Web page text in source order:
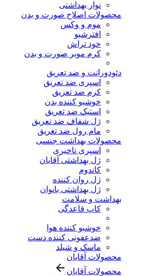
نوار بهداشتی
محصولات اصلاح صورت و بدن
موم و وکس
افترشیو
خود تراش
کرم موبر صورت و بدن
دئودورانت و ضد تعریق
اسپری ضد تعریق
کرم ضد تعریق
خوشبو کننده بدن
استیک ضد تعریق
ژل شفاف ضد تعریق
مام رول ضد تعریق
محصولات بهداشت جنسی
اسپری تاخیری
ژل بهداشتی آقایان
کاندوم
ژل روان کننده
ژل بهداشتی بانوان
بهداشت و سلامت
کاپ قاعدگی
خوشبو کننده هوا
ضدعفونی کننده دست
ماسک و شیلد
محصولات آقایان
محصولات آقایان